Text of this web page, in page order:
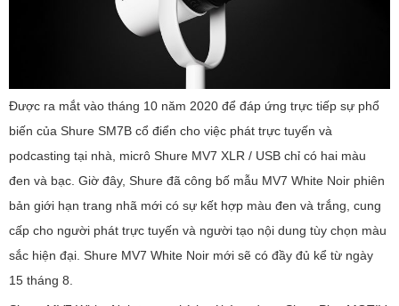
Được ra mắt vào tháng 10 năm 2020 để đáp ứng trực tiếp sự phổ
biến của Shure SM7B cổ điển cho việc phát trực tuyến và
podcasting tại nhà, micrô Shure MV7 XLR / USB chỉ có hai màu
đen và bạc. Giờ đây, Shure đã công bố mẫu MV7 White Noir phiên
bản giới hạn trang nhã mới có sự kết hợp màu đen và trắng, cung
cấp cho người phát trực tuyến và người tạo nội dung tùy chọn màu
sắc hiện đại. Shure MV7 White Noir mới sẽ có đầy đủ kể từ ngày
15 tháng 8.